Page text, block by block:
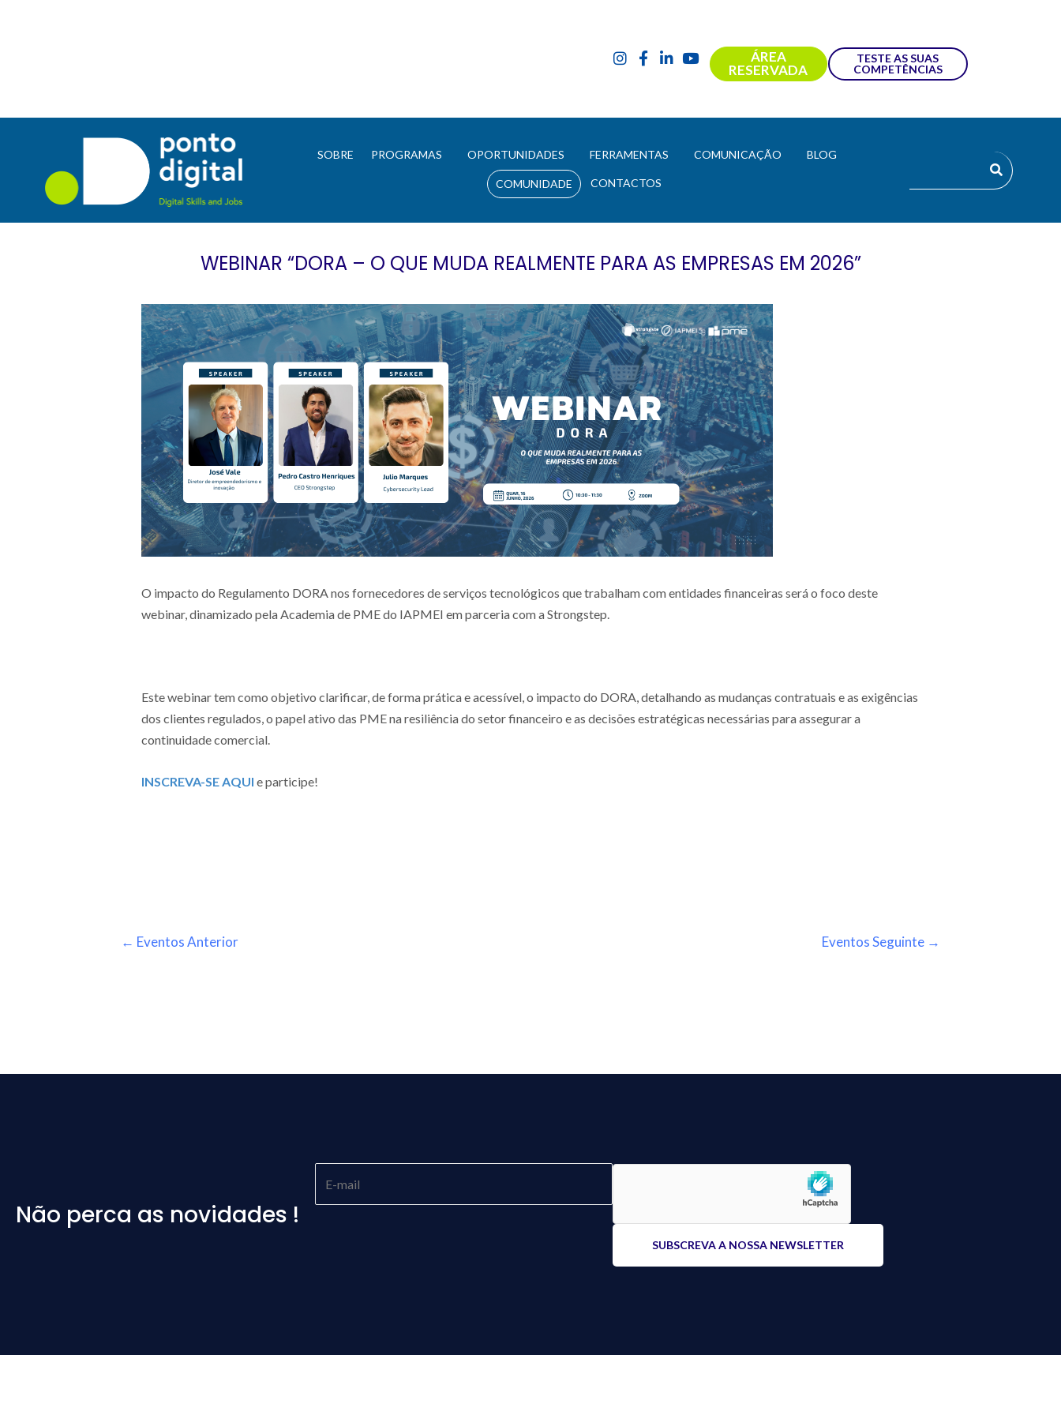
ÁREA
RESERVADA
TESTE AS SUAS
COMPETÊNCIAS
SOBRE PROGRAMAS OPORTUNIDADES FERRAMENTAS COMUNICAÇÃO BLOG
COMUNIDADE CONTACTOS
WEBINAR “DORA – O QUE MUDA REALMENTE PARA AS EMPRESAS EM 2026”
O impacto do Regulamento DORA nos fornecedores de serviços tecnológicos que trabalham com entidades financeiras será o foco deste
webinar, dinamizado pela Academia de PME do IAPMEI em parceria com a Strongstep.
Este webinar tem como objetivo clarificar, de forma prática e acessível, o impacto do DORA, detalhando as mudanças contratuais e as exigências
dos clientes regulados, o papel ativo das PME na resiliência do setor financeiro e as decisões estratégicas necessárias para assegurar a
continuidade comercial.
INSCREVA-SE AQUI e participe!
← Eventos Anterior Eventos Seguinte →
Não perca as novidades !